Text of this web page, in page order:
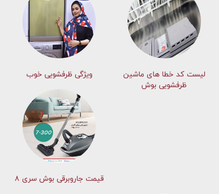
لیست کد خطا های ماشين
ظرفشویی بوش
ویژگی ظرفشویی خوب
قیمت جاروبرقی بوش سری ۸